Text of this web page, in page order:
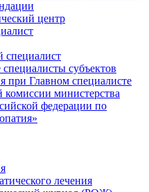
центр
специалист
субъектов
при Главном специалисте
министерства
федерации по
лечения